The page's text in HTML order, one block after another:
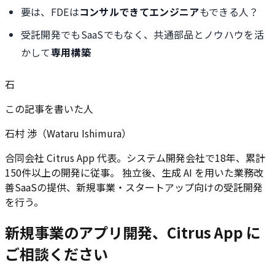
要は、FDEはコンサルできてエンジニアもできる人？
受託開発でもSaaSでもなく、共通部品とノウハウを活
かして専用構築
石
この記事を書いた人
石村 渉（Wataru Ishimura）
合同会社 Citrus App 代表。システム開発会社で18年、累計
150件以上の開発に従事。 独立後、生成 AI を用いた業務改
善SaaSの提供、新規事業・スタートアップ向けの受託開発
を行う。
新規事業のアプリ開発、Citrus App に
ご相談ください